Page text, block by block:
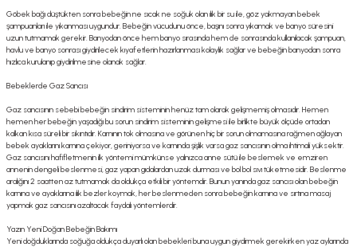
Göbek bağı düştükten sonra bebeğin ne sıcak ne soğuk olan ılık bir su ile, göz yakmayan bebek
şampuanları ile yıkanması uygundur. Bebeğin vücudunu önce, başını sonra yıkamak ve banyo süresini
uzun tutmamak gerekir. Banyodan önce hem banyo sırasında hem de sonrasında kullanılacak şampuan,
havlu ve banyo sonrası giydirilecek kıyafetlerin hazırlanması kolaylık sağlar ve bebeğin banyodan sonra
hızlıca kurulanıp giydirilmesine olanak sağlar.
Bebeklerde Gaz Sancısı
Gaz sancısının sebebi bebeğin sindirim sisteminin henüz tam olarak gelişmemiş olmasıdır. Hemen
hemen her bebeğin yaşadığı bu sorun sindirim sisteminin gelişmesi ile birlikte büyük ölçüde ortadan
kalkan kısa süreli bir sıkıntıdır. Karnının tok olmasına ve görünen hiç bir sorun olmamasına rağmen ağlayan
bebek ayaklarını karnına çekiyor, geriniyorsa ve karnında şişlik varsa gaz sancısının olma ihtimali yüksektir.
Gaz sancısını hafifletmenin ilk yöntemi mümkünse yalnızca anne sütü ile beslemek ve emziren
annenin dengeli beslenmesi, gaz yapan gıdalardan uzak durması ve bol bol sıvı tüketmesidir. Beslenme
aralığını 2 saatten az tutmamak da oldukça etkili bir yöntemdir. Bunun yanında gaz sancısı olan bebeğin
karnına ve ayaklarına ılık bezler koymak, her beslenmeden sonra bebeğin karnına ve sırtına masaj
yapmak gaz sancısını azaltacak faydalı yöntemlerdir.
Yazın Yeni Doğan Bebeğin Bakımı
Yeni doğduklarında soğuğa oldukça duyarlı olan bebekleri buna uygun giydirmek gerekirken yaz aylarında